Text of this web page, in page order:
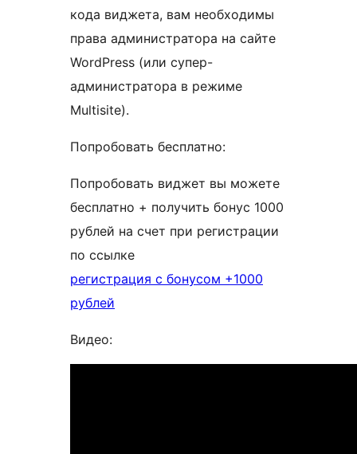
кода виджета, вам необходимы
права администратора на сайте
WordPress (или супер-
администратора в режиме
Multisite).
Попробовать бесплатно:
Попробовать виджет вы можете
бесплатно + получить бонус 1000
рублей на счет при регистрации
по ссылке
регистрация с бонусом +1000
рублей
Видео: